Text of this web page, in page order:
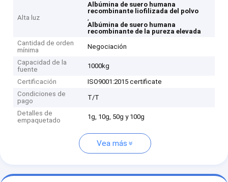
Alta luz
Albúmina de suero humana
recombinante liofilizada del polvo
,
Albúmina de suero humana
recombinante de la pureza elevada
Cantidad de orden
mínima
Negociación
Capacidad de la
fuente
1000kg
Certificación
ISO9001:2015 certificate
Condiciones de
pago
T/T
Detalles de
empaquetado
1g, 10g, 50g y 100g
Vea más